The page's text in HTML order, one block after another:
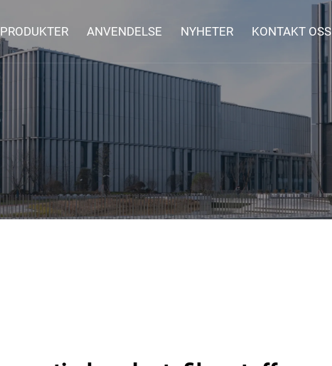
PRODUKTER ANVENDELSE NYHETER KONTAKT OSS